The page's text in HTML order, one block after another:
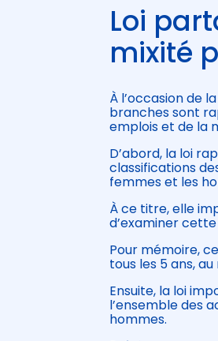
Loi
mixité
À l’occasion de
branches sont
emplois et de la
D’abord, la loi
classifications
femmes et les
À ce titre, elle
d’examiner
Pour mémoire,
tous les 5 ans,
Ensuite, la loi
l’ensemble des
hommes.